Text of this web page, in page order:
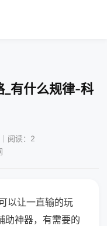
_有什么规律-科
阅读：2
以让一直输的玩
助神器，有需要的